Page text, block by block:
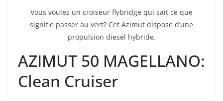
Vous voulez un croiseur flybridge qui sait ce que
signifie passer au vert? Cet Azimut dispose d’une
propulsion diesel hybride.
AZIMUT 50 MAGELLANO:
Clean Cruiser